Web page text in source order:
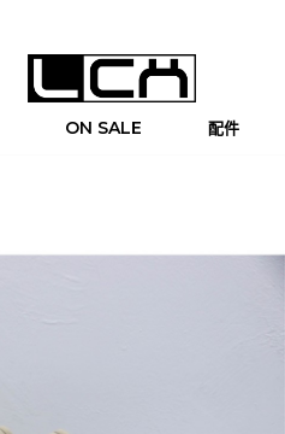
ON SALE 配件